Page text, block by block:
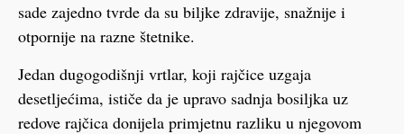
sade zajedno tvrde da su biljke zdravije, snažnije i
otpornije na razne štetnike.
Jedan dugogodišnji vrtlar, koji rajčice uzgaja
desetljećima, ističe da je upravo sadnja bosiljka uz
redove rajčica donijela primjetnu razliku u njegovom